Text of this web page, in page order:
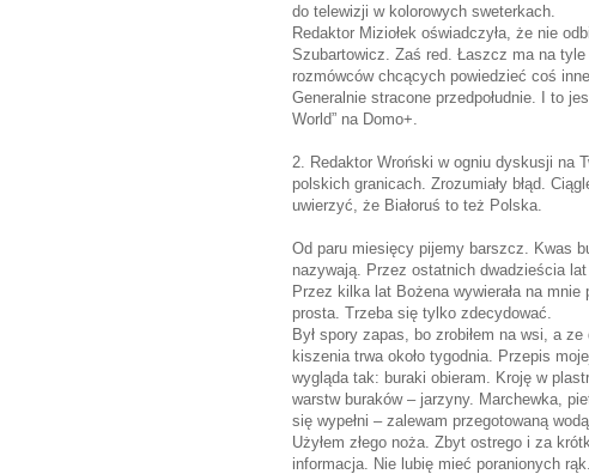
do telewizji w kolorowych sweterkach.
Redaktor Miziołek oświadczyła, że nie
Szubartowicz. Zaś red. Łaszcz ma na
rozmówców chcących powiedzieć coś
Generalnie stracone przedpołudnie. I to
World” na Domo+.
2. Redaktor Wroński w ogniu dyskusji na
polskich granicach. Zrozumiały błąd.
uwierzyć, że Białoruś to też Polska.
Od paru miesięcy pijemy barszcz. Kwas
nazywają. Przez ostatnich dwadzieścia
Przez kilka lat Bożena wywierała na
prosta. Trzeba się tylko zdecydować.
Był spory zapas, bo zrobiłem na wsi, a
kiszenia trwa około tygodnia. Przepis
wygląda tak: buraki obieram. Kroję w
warstw buraków – jarzyny. Marchewka,
się wypełni – zalewam przegotowaną
Użyłem złego noża. Zbyt ostrego i za
informacja. Nie lubię mieć poranionych rąk.